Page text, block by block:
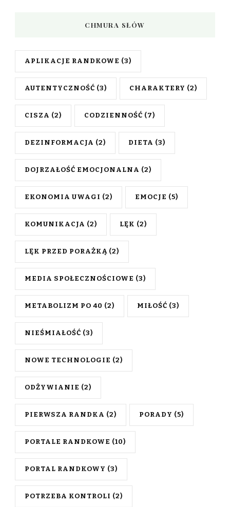
CHMURA SŁÓW
APLIKACJE RANDKOWE (3)
AUTENTYCZNOŚĆ (3) CHARAKTERY (2)
CISZA (2) CODZIENNOŚĆ (7)
DEZINFORMACJA (2) DIETA (3)
DOJRZAŁOŚĆ EMOCJONALNA (2)
EKONOMIA UWAGI (2) EMOCJE (5)
KOMUNIKACJA (2) LĘK (2)
LĘK PRZED PORAŻKĄ (2)
MEDIA SPOŁECZNOŚCIOWE (3)
METABOLIZM PO 40 (2) MIŁOŚĆ (3)
NIEŚMIAŁOŚĆ (3)
NOWE TECHNOLOGIE (2)
ODŻYWIANIE (2)
PIERWSZA RANDKA (2) PORADY (5)
PORTALE RANDKOWE (10)
PORTAL RANDKOWY (3)
POTRZEBA KONTROLI (2)